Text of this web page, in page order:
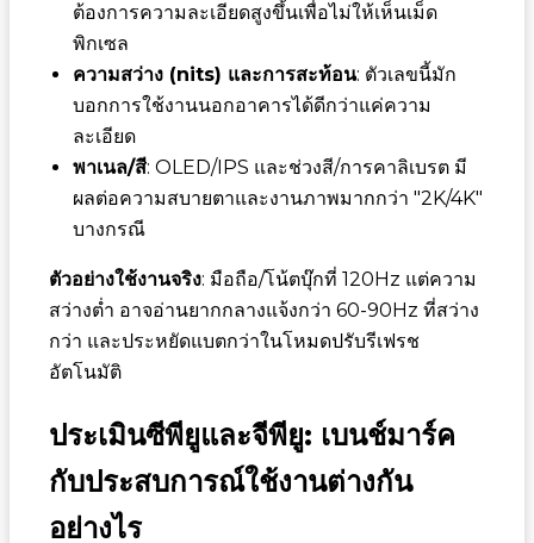
ต้องการความละเอียดสูงขึ้นเพื่อไม่ให้เห็นเม็ด
พิกเซล
ความสว่าง (nits) และการสะท้อน: ตัวเลขนี้มัก
บอกการใช้งานนอกอาคารได้ดีกว่าแค่ความ
ละเอียด
พาเนล/สี: OLED/IPS และช่วงสี/การคาลิเบรต มี
ผลต่อความสบายตาและงานภาพมากกว่า "2K/4K"
บางกรณี
ตัวอย่างใช้งานจริง: มือถือ/โน้ตบุ๊กที่ 120Hz แต่ความ
สว่างต่ำ อาจอ่านยากกลางแจ้งกว่า 60-90Hz ที่สว่าง
กว่า และประหยัดแบตกว่าในโหมดปรับรีเฟรช
อัตโนมัติ
ประเมินซีพียูและจีพียู: เบนช์มาร์ค
กับประสบการณ์ใช้งานต่างกัน
อย่างไร